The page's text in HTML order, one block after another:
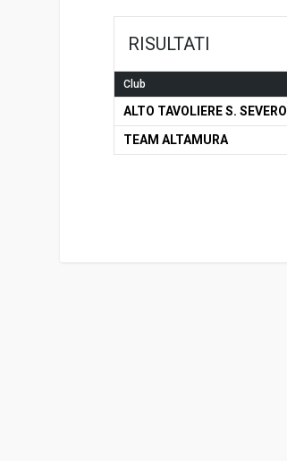
RISULTATI
Club
ALTO TAVOLIERE S. SEVERO
TEAM ALTAMURA